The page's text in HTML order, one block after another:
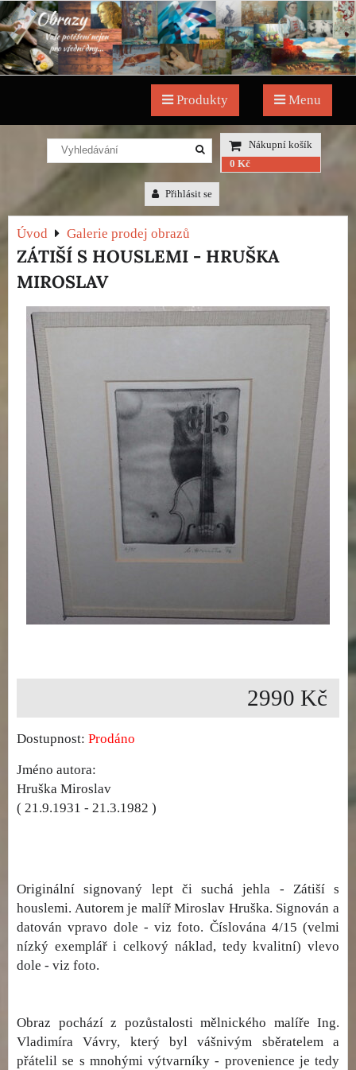
Produkty Menu
Nákupní košík
0 Kč
Přihlásit se
Úvod Galerie prodej obrazů
ZÁTIŠÍ S HOUSLEMI - HRUŠKA
MIROSLAV
2990 Kč
Dostupnost: Prodáno
Jméno autora:
Hruška Miroslav
( 21.9.1931 - 21.3.1982 )
Originální signovaný lept či suchá jehla - Zátiší s
houslemi. Autorem je malíř Miroslav Hruška. Signován a
datován vpravo dole - viz foto. Číslována 4/15 (velmi
nízký exemplář i celkový náklad, tedy kvalitní) vlevo
dole - viz foto.
Obraz pochází z pozůstalosti mělnického malíře Ing.
Vladimíra Vávry, který byl vášnivým sběratelem a
přátelil se s mnohými výtvarníky - provenience je tedy